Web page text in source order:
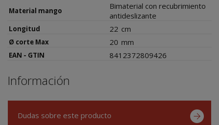
Material mango
Bimaterial con recubrimiento
antideslizante
Longitud 22 cm
Ø corte Max 20 mm
EAN - GTIN 8412372809426
Información
Dudas sobre este producto